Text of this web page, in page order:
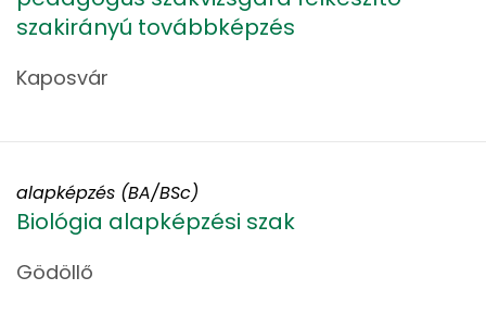
szakirányú továbbképzés
Kaposvár
Biológia alapképzési szak
Gödöllő
alapképzés (BA/BSc)